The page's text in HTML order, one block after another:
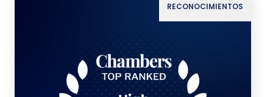
RECONOCIMIENTOS